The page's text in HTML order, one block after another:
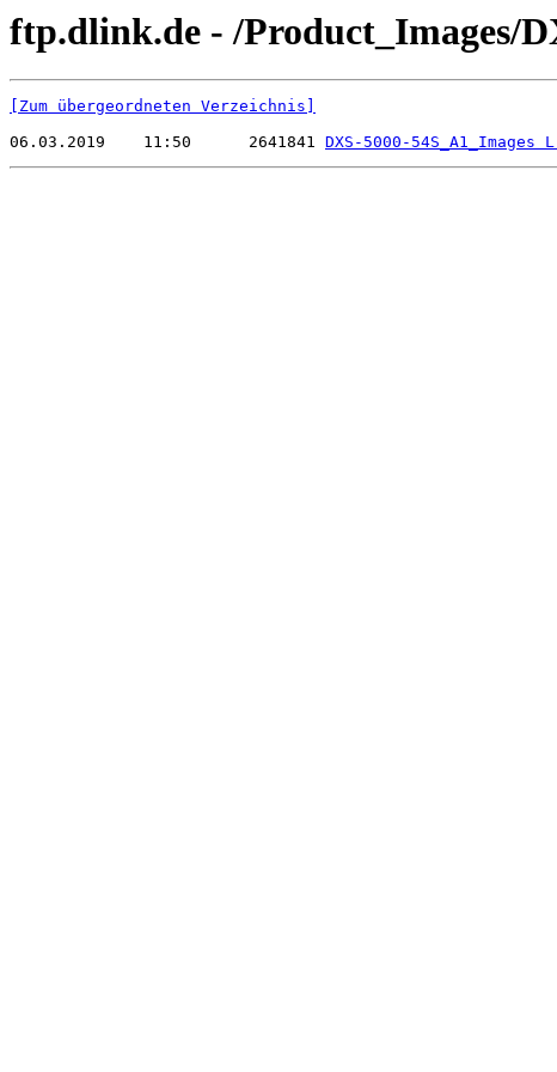
ftp.dlink.de - /Product_Images/
[Zum übergeordneten Verzeichnis]
06.03.2019    11:50      2641841 DXS-5000-54S_A1_Images